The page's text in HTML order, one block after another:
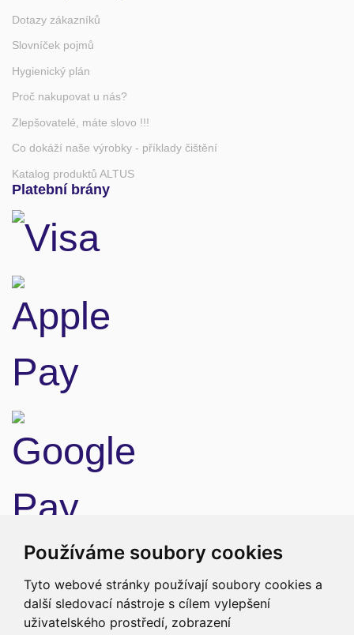
Používáme soubory cookies
Tyto webové stránky používají soubory cookies a
další sledovací nástroje s cílem vylepšení
uživatelského prostředí, zobrazení
Dotazy zákazníků
Slovníček pojmů
Hygienický plán
Proč nakupovat u nás?
Zlepšovatelé, máte slovo !!!
Co dokáží naše výrobky - příklady čištění
Katalog produktů ALTUS
Platební brány
Doprava